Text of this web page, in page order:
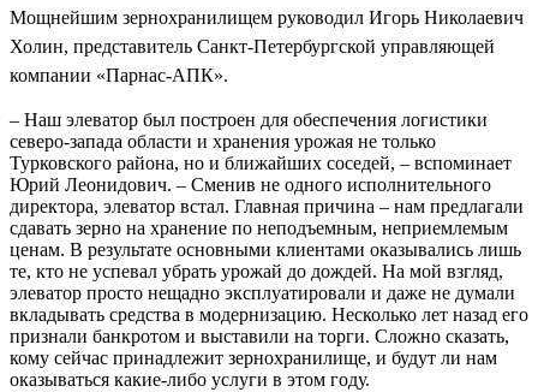
Мощнейшим зернохранилищем руководил Игорь Николаевич
Холин, представитель Санкт-Петербургской управляющей
компании «Парнас-АПК».
– Наш элеватор был построен для обеспечения логистики
северо-запада области и хранения урожая не только
Турковского района, но и ближайших соседей, – вспоминает
Юрий Леонидович. – Сменив не одного исполнительного
директора, элеватор встал. Главная причина – нам предлагали
сдавать зерно на хранение по неподъемным, неприемлемым
ценам. В результате основными клиентами оказывались лишь
те, кто не успевал убрать урожай до дождей. На мой взгляд,
элеватор просто нещадно эксплуатировали и даже не думали
вкладывать средства в модернизацию. Несколько лет назад его
признали банкротом и выставили на торги. Сложно сказать,
кому сейчас принадлежит зернохранилище, и будут ли нам
оказываться какие-либо услуги в этом году.